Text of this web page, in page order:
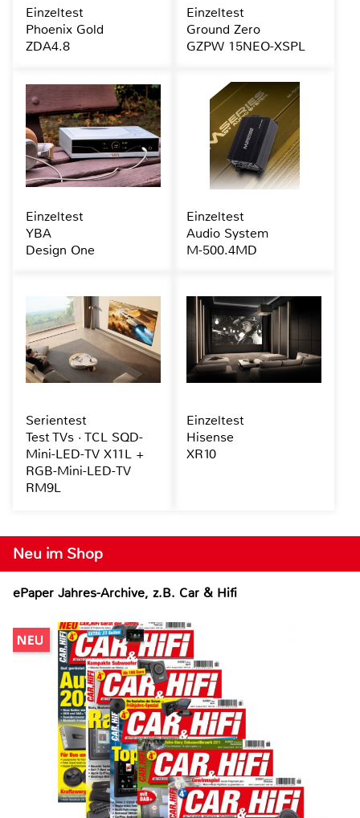
Neu im Shop
ePaper Jahres-Archive, z.B. Car & Hifi
Einzeltest
Phoenix Gold
ZDA4.8
Einzeltest
Ground Zero
GZPW 15NEO-XSPL
Einzeltest
YBA
Design One
Einzeltest
Audio System
M-500.4MD
Serientest
Test TVs · TCL SQD-
Mini-LED-TV X11L +
RGB-Mini-LED-TV
RM9L
Einzeltest
Hisense
XR10